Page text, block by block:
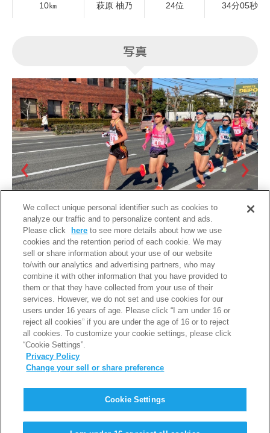
10㎞ 萩原 柚乃 24位 34分05秒
写真
We collect unique personal identifier such as cookies to
analyze our traffic and to personalize content and ads.
Please click
here to see more details about how we use
cookies and the retention period of each cookie. We may
sell or share information about your use of our website
to/with our analytics and advertising partners, who may
combine it with other information that you have provided to
them or that they have collected from your use of their
services. However, we do not set and use cookies for our
users under 16 years of age. Please click “I am under 16 or
reject all cookies” if you are under the age of 16 or to reject
all cookies. To customize your cookie settings, please click
“Cookie Settings”.
Privacy Policy
Change your sell or share preference
Cookie Settings